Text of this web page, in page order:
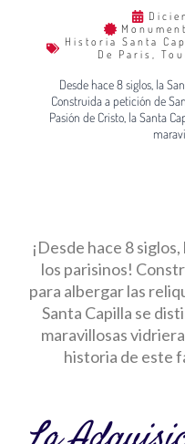
Historia Santa
De Paris
Desde hace 8 siglos, la
Construida a petición de
Pasión de Cristo, la Santa
¡Desde hace 8 siglos,
los parisinos!
para albergar las
Santa Capilla se
maravillosas
historia de este